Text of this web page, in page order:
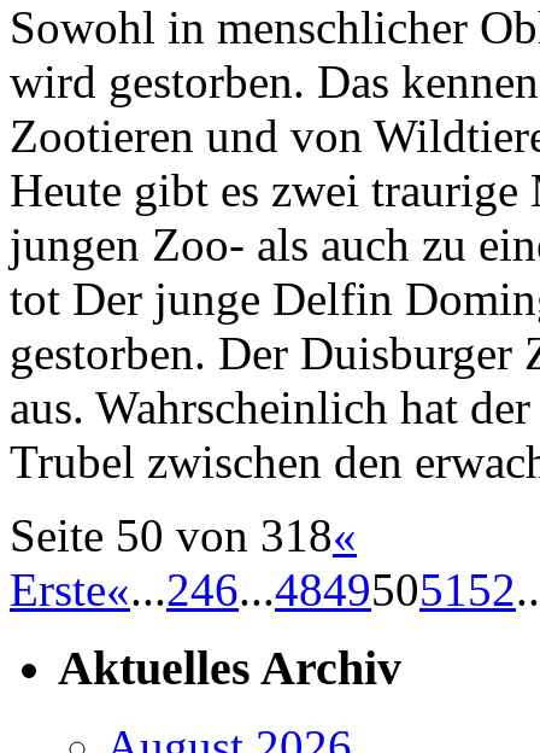
Sowohl in menschlicher
wird gestorben. Das
Zootieren und von
Heute gibt es zwei
jungen Zoo- als auch zu
tot Der junge Delfin
gestorben. Der
aus. Wahrscheinlich hat
Trubel zwischen den
Seite 50 von 318«
Erste«...246...4849505152
Aktuelles Archiv